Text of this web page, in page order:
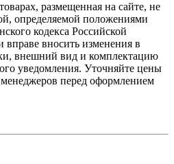
размещенная на сайте, не
определяемой положениями
кодекса Российской
вносить изменения в
внешний вид и комплектацию
уведомления. Уточняйте цены
перед оформлением